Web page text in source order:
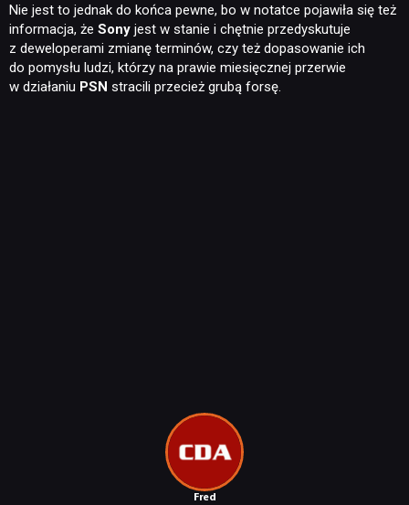
Fred
Nie jest to jednak do końca pewne, bo w notatce pojawiła się też
informacja, że Sony jest w stanie i chętnie przedyskutuje
z deweloperami zmianę terminów, czy też dopasowanie ich
do pomysłu ludzi, którzy na prawie miesięcznej przerwie
w działaniu PSN stracili przecież grubą forsę.